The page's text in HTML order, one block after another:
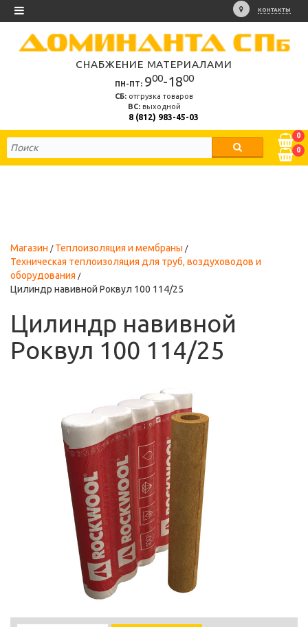
КОНТАКТЫ
СНАБЖЕНИЕ МАТЕРИАЛАМИ
ПН-ПТ: 900-1800
СБ: отгрузка товаров
ВС:выходной
8 (812) 983-45-03
0
0
Магазин
Теплоизоляция и мембраны
Техническая теплоизоляция для труб, воздуховодов и
оборудования
Цилиндр навивной Роквул 100 114/25
Цилиндр навивной
Роквул 100 114/25